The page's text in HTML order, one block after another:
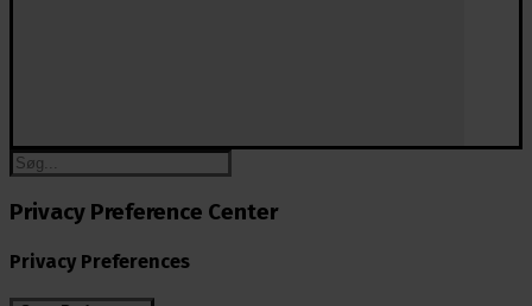
Privacy Preference Center
Privacy Preferences